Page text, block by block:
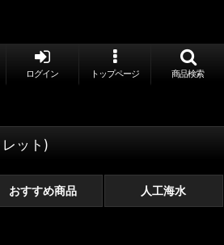
ログイン トップページ 商品検索
ット )
おすすめ商品 人工海水